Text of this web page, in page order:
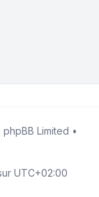
Limited •
UTC+02:00